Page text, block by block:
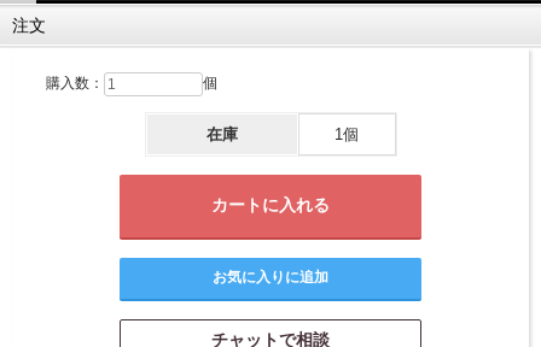
注文
購入数： 個
在庫 1個
チャットで相談